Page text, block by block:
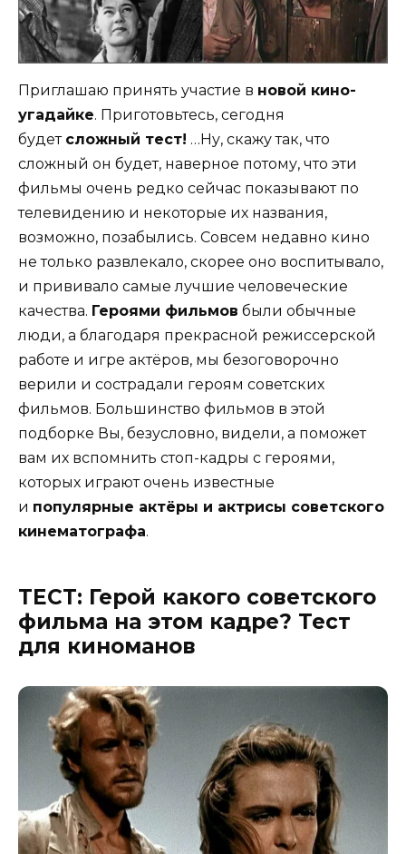
Приглашаю принять участие в новой кино-
угадайке. Приготовьтесь, сегодня
будет сложный тест! …Ну, скажу так, что
сложный он будет, наверное потому, что эти
фильмы очень редко сейчас показывают по
телевидению и некоторые их названия,
возможно, позабылись. Совсем недавно кино
не только развлекало, скорее оно воспитывало,
и прививало самые лучшие человеческие
качества. Героями фильмов были обычные
люди, а благодаря прекрасной режиссерской
работе и игре актёров, мы безоговорочно
верили и сострадали героям советских
фильмов. Большинство фильмов в этой
подборке Вы, безусловно, видели, а поможет
вам их вспомнить стоп-кадры с героями,
которых играют очень известные
и популярные актёры и актрисы советского
кинематографа.
ТЕСТ: Герой какого советского
фильма на этом кадре? Тест
для киноманов